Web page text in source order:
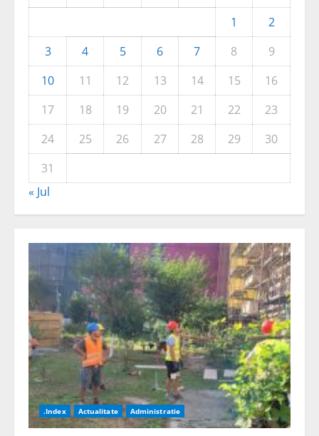
1
2
3
4 5 6 7 8
9
10
11 12 13 14 15
16
17
18 19 20 21 22
23
24
25 26 27 28 29
30
31
« Jul
.Index Actualitate Administratie